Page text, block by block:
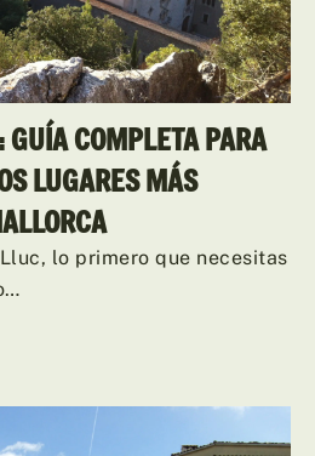
GUÍA COMPLETA PARA
LUGARES MÁS
lo primero que necesitas